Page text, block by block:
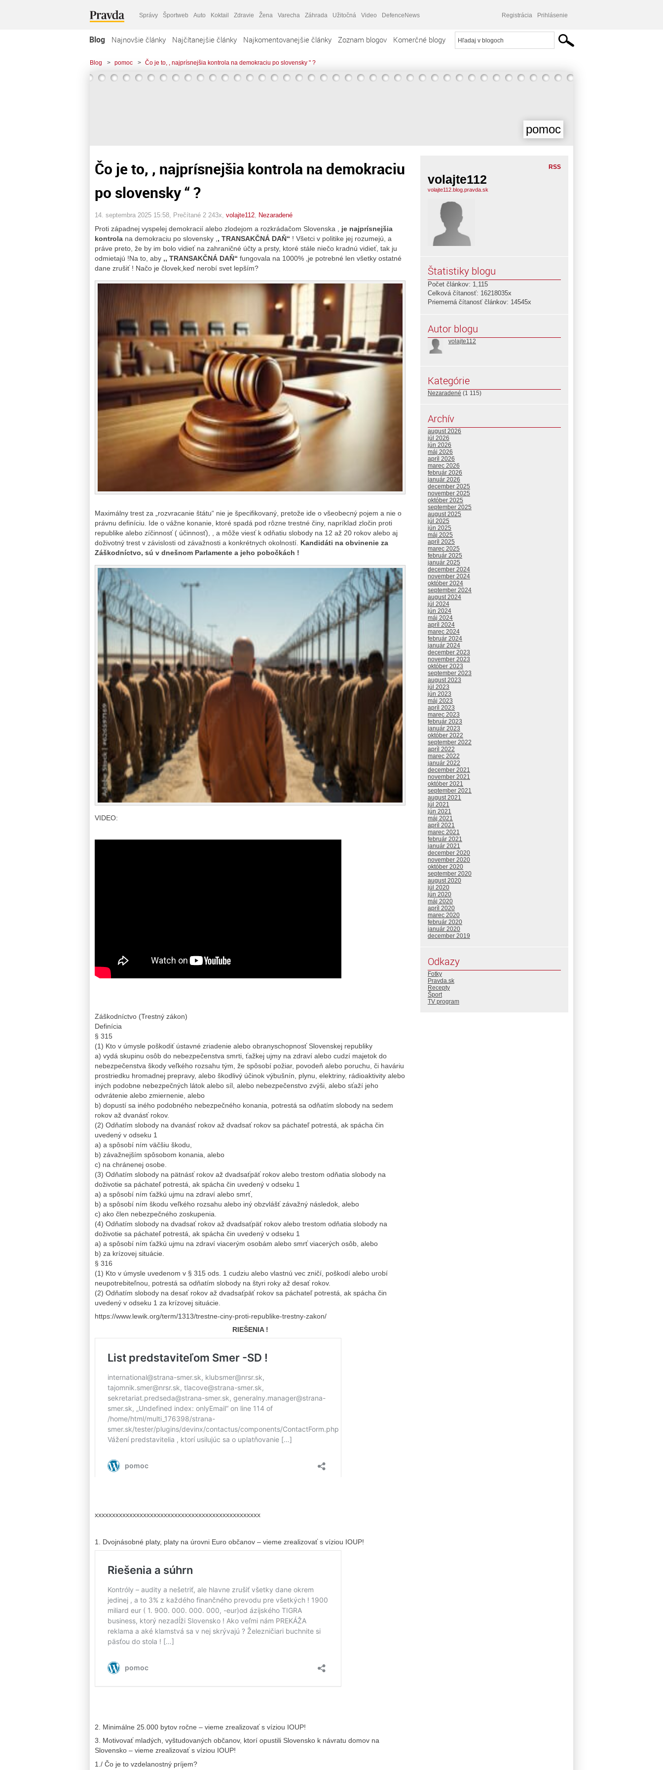
Správy Športweb Auto Koktail Zdravie Žena Varecha Záhrada Užitočná Video DefenceNews Registrácia Prihlásenie
Blog Najnovšie články Najčítanejšie články Najkomentovanejšie články Zoznam blogov Komerčné blogy
Blog > pomoc > Čo je to, , najprísnejšia kontrola na demokraciu po slovensky " ?
pomoc
Čo je to, , najprísnejšia kontrola na demokraciu
po slovensky “ ?
14. septembra 2025 15:58 , Prečítané 2 243x, volajte112 Nezaradené
Proti západnej vyspelej demokracií alebo zlodejom a rozkrádačom Slovenska , je najprísnejšia
kontrola na demokraciu po slovensky , , TRANSAKČNÁ DAŇ“ ! Všetci v politike jej rozumejú, a
práve preto, že by im bolo vidieť na zahraničné účty a prsty, ktoré stále niečo kradnú vidieť, tak ju
odmietajú !Na to, aby ,, TRANSAKČNÁ DAŇ“ fungovala na 1000% ,je potrebné len všetky ostatné
dane zrušiť ! Načo je človek,keď nerobí svet lepším?
Maximálny trest za „rozvracanie štátu“ nie je špecifikovaný, pretože ide o všeobecný pojem a nie o
právnu definíciu. Ide o vážne konanie, ktoré spadá pod rôzne trestné činy, napríklad zločin proti
republike alebo zíčinnosť ( účinnosť), , a môže viesť k odňatiu slobody na 12 až 20 rokov alebo aj
doživotný trest v závislosti od závažnosti a konkrétnych okolností. Kandidáti na obvinenie za
Záškodníctvo, sú v dnešnom Parlamente a jeho pobočkách !
VIDEO:
Záškodníctvo (Trestný zákon)
Definícia
§ 315
(1) Kto v úmysle poškodiť ústavné zriadenie alebo obranyschopnosť Slovenskej republiky
a) vydá skupinu osôb do nebezpečenstva smrti, ťažkej ujmy na zdraví alebo cudzí majetok do
nebezpečenstva škody veľkého rozsahu tým, že spôsobí požiar, povodeň alebo poruchu, či haváriu
prostriedku hromadnej prepravy, alebo škodlivý účinok výbušnín, plynu, elektriny, rádioaktivity alebo
iných podobne nebezpečných látok alebo síl, alebo nebezpečenstvo zvýši, alebo sťaží jeho
odvrátenie alebo zmiernenie, alebo
b) dopustí sa iného podobného nebezpečného konania, potrestá sa odňatím slobody na sedem
rokov až dvanásť rokov.
(2) Odňatím slobody na dvanásť rokov až dvadsať rokov sa páchateľ potrestá, ak spácha čin
uvedený v odseku 1
a) a spôsobí ním väčšiu škodu,
b) závažnejším spôsobom konania, alebo
c) na chránenej osobe.
(3) Odňatím slobody na pätnásť rokov až dvadsaťpäť rokov alebo trestom odňatia slobody na
doživotie sa páchateľ potrestá, ak spácha čin uvedený v odseku 1
a) a spôsobí ním ťažkú ujmu na zdraví alebo smrť,
b) a spôsobí ním škodu veľkého rozsahu alebo iný obzvlášť závažný následok, alebo
c) ako člen nebezpečného zoskupenia.
(4) Odňatím slobody na dvadsať rokov až dvadsaťpäť rokov alebo trestom odňatia slobody na
doživotie sa páchateľ potrestá, ak spácha čin uvedený v odseku 1
a) a spôsobí ním ťažkú ujmu na zdraví viacerým osobám alebo smrť viacerých osôb, alebo
b) za krízovej situácie.
§ 316
(1) Kto v úmysle uvedenom v § 315 ods. 1 cudziu alebo vlastnú vec zničí, poškodí alebo urobí
neupotrebiteľnou, potrestá sa odňatím slobody na štyri roky až desať rokov.
(2) Odňatím slobody na desať rokov až dvadsaťpäť rokov sa páchateľ potrestá, ak spácha čin
uvedený v odseku 1 za krízovej situácie.
https://www.lewik.org/term/1313/trestne-ciny-proti-republike-trestny-zakon/
RIEŠENIA !
xxxxxxxxxxxxxxxxxxxxxxxxxxxxxxxxxxxxxxxxxxxxxxxx
1. Dvojnásobné platy, platy na úrovni Euro občanov – vieme zrealizovať s víziou IOUP!
2. Minimálne 25.000 bytov ročne – vieme zrealizovať s víziou IOUP!
3. Motivovať mladých, vyštudovaných občanov, ktorí opustili Slovensko k návratu domov na
Slovensko – vieme zrealizovať s víziou IOUP!
1./ Čo je to vzdelanostný príjem?
RSS
volajte112
volajte112.blog.pravda.sk
Štatistiky blogu
Počet článkov: 1,115
Celková čítanosť: 16218035x
Priemerná čítanosť článkov: 14545x
Autor blogu
volajte112
Kategórie
Nezaradené (1 115)
Archív
august 2026
júl 2026
jún 2026
máj 2026
apríl 2026
marec 2026
február 2026
január 2026
december 2025
november 2025
október 2025
september 2025
august 2025
júl 2025
jún 2025
máj 2025
apríl 2025
marec 2025
február 2025
január 2025
december 2024
november 2024
október 2024
september 2024
august 2024
júl 2024
jún 2024
máj 2024
apríl 2024
marec 2024
február 2024
január 2024
december 2023
november 2023
október 2023
september 2023
august 2023
júl 2023
jún 2023
máj 2023
apríl 2023
marec 2023
február 2023
január 2023
október 2022
september 2022
apríl 2022
marec 2022
január 2022
december 2021
november 2021
október 2021
september 2021
august 2021
júl 2021
jún 2021
máj 2021
apríl 2021
marec 2021
február 2021
január 2021
december 2020
november 2020
október 2020
september 2020
august 2020
júl 2020
jún 2020
máj 2020
apríl 2020
marec 2020
február 2020
január 2020
december 2019
Odkazy
Fotky
Pravda.sk
Recepty
Šport
TV program